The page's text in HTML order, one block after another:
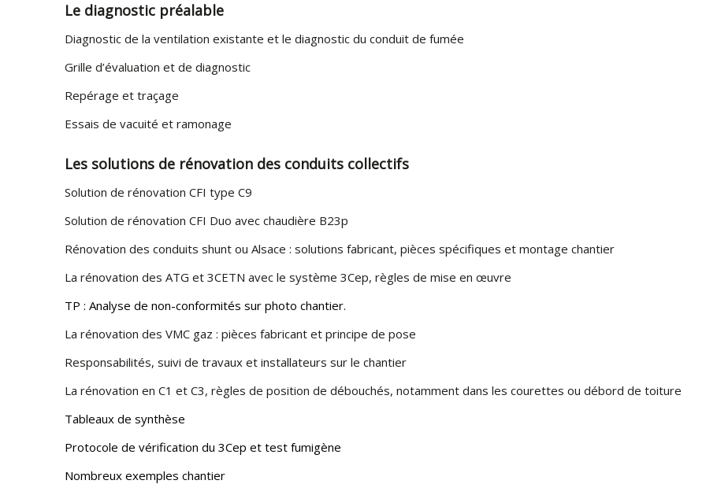
Le diagnostic préalable
Diagnostic de la ventilation existante et le diagnostic du conduit de fumée
Grille d’évaluation et de diagnostic
Repérage et traçage
Essais de vacuité et ramonage
Les solutions de rénovation des conduits collectifs
Solution de rénovation CFI type C9
Solution de rénovation CFI Duo avec chaudière B23p
Rénovation des conduits shunt ou Alsace : solutions fabricant, pièces spécifiques et montage chantier
La rénovation des ATG et 3CETN avec le système 3Cep, règles de mise en œuvre
TP : Analyse de non-conformités sur photo chantier.
La rénovation des VMC gaz : pièces fabricant et principe de pose
Responsabilités, suivi de travaux et installateurs sur le chantier
La rénovation en C1 et C3, règles de position de débouchés, notamment dans les courettes ou débord de toiture
Tableaux de synthèse
Protocole de vérification du 3Cep et test fumigène
Nombreux exemples chantier